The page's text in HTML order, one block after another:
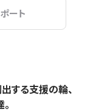
ート
する支援の輪、